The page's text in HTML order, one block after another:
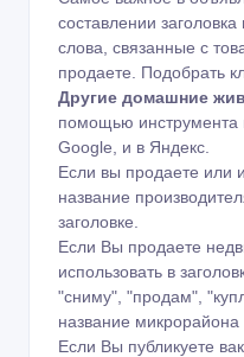
составлении
слова, связанные с
продаете. Подобрать
Другие домашние
помощью
Google
и в Яндекс
Если вы продаете или
название
заголовке.
Если Вы продаете
использовать в
"сниму", "продам",
название микрорайона
Если Вы публикуете